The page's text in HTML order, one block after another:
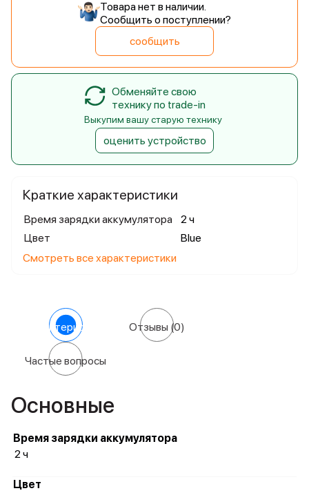
Краткие характеристики
Время зарядки аккумулятора
2 ч
Цвет
Blue
Смотреть все характеристики
Товара нет в наличии.
Сообщить о поступлении?
сообщить
Обменяйте свою
технику по trade-in
Выкупим вашу старую технику
оценить устройство
Характеристики Отзывы (0)
Частые вопросы
Основные
Время зарядки аккумулятора
2 ч
Цвет